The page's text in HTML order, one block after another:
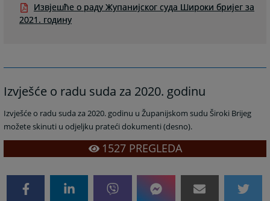
Извјешће о раду Жупанијског суда Широки бријег за
2021. годину
Izvješće o radu suda za 2020. godinu
Izvješće o radu suda za 2020. godinu u Županijskom sudu Široki Brijeg
možete skinuti u odjeljku prateći dokumenti (desno).
1527PREGLEDA